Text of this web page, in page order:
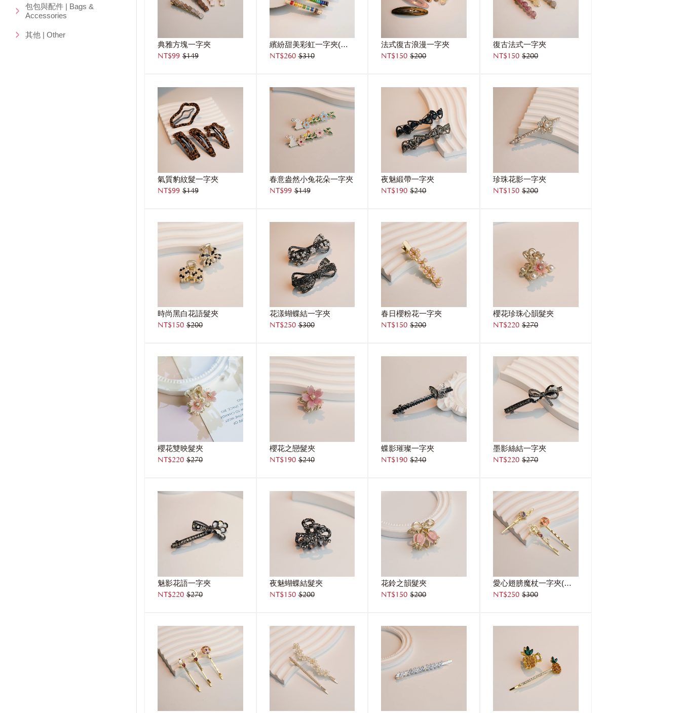
包包與配件 | Bags &
Accessories
其他 | Other
典雅方塊一字夾
NT$99 $149
繽紛甜美彩虹一字夾(兩件組)
NT$260 $310
法式復古浪漫一字夾
NT$150 $200
復古法式一字夾
NT$150 $200
氣質豹紋髮一字夾
NT$99 $149
春意盎然小兔花朵一字夾
NT$99 $149
夜魅緞帶一字夾
NT$190 $240
珍珠花影一字夾
NT$150 $200
時尚黑白花語髮夾
NT$150 $200
花漾蝴蝶結一字夾
NT$250 $300
春日櫻粉花一字夾
NT$150 $200
櫻花珍珠心韻髮夾
NT$220 $270
櫻花雙映髮夾
NT$220 $270
櫻花之戀髮夾
NT$190 $240
蝶影璀璨一字夾
NT$190 $240
墨影絲結一字夾
NT$220 $270
魅影花語一字夾
NT$220 $270
夜魅蝴蝶結髮夾
NT$150 $200
花鈴之韻髮夾
NT$150 $200
愛心翅膀魔杖一字夾(三件組)
NT$250 $300